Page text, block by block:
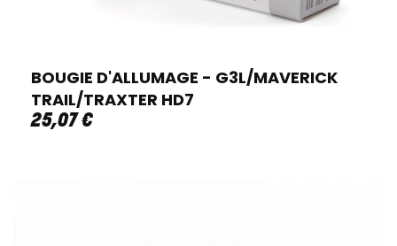
BOUGIE D'ALLUMAGE - G3L/MAVERICK
TRAIL/TRAXTER HD7
25,07€